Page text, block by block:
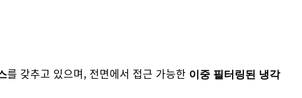
를 갖추고 있으며, 전면에서 접근 가능한 이중 필터링된 냉각